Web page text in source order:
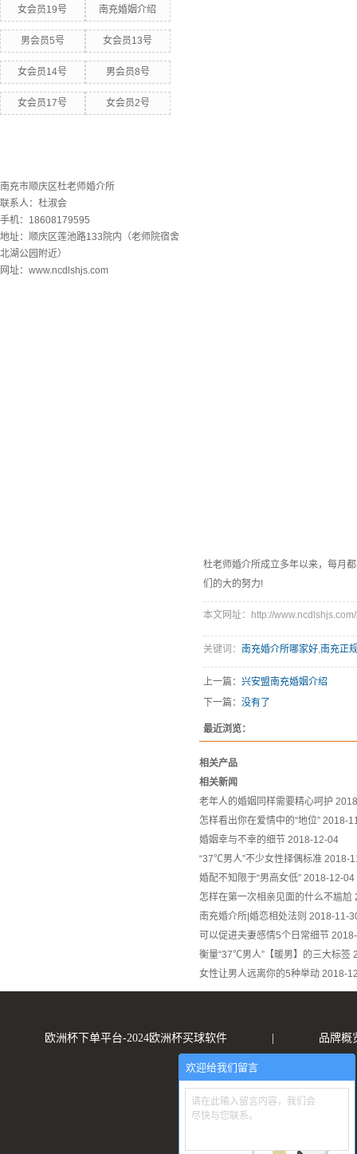
女会员19号 南充婚姻介绍
男会员5号 女会员13号
女会员14号 男会员8号
女会员17号 女会员2号
南充市顺庆区杜老师婚介所
联系人：杜淑会
手机：18608179595
地址：顺庆区莲池路133院内（老师院宿舍
北湖公园附近）
网址：www.ncdlshjs.com
杜老师婚介所成立多年以来，每月
们的大的努力!
本文网址：http://
关键词： 南充婚介所哪家好,南充正
上一篇： 兴安盟南充婚姻介绍
下一篇： 没有了
最近浏览：
相关产品
相关新闻
老年人的婚姻同样需要精心呵护
怎样看出你在爱情中的“地位” 2018-
婚姻幸与不幸的细节 2018-12-04
“37℃男人”不少女性择偶标准 2018-
婚配不知限于“男高女低” 2018-12-04
怎样在第一次相亲见面的什么不尴尬
南充婚介所|婚恋相处法则 2018-11-
可以促进夫妻感情5个日常细节
衡量“37℃男人”【暖男】的三大标签
女性让男人远离你的5种举动 2018-
欧洲杯下单平台-2024欧洲杯买球软件 品牌概
欢迎给我们留言
请在此输入留言内容，我们会
尽快与您联系。